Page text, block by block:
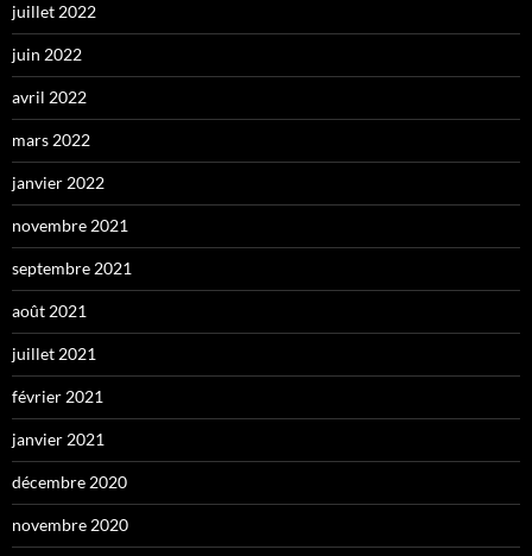
juillet 2022
juin 2022
avril 2022
mars 2022
janvier 2022
novembre 2021
septembre 2021
août 2021
juillet 2021
février 2021
janvier 2021
décembre 2020
novembre 2020